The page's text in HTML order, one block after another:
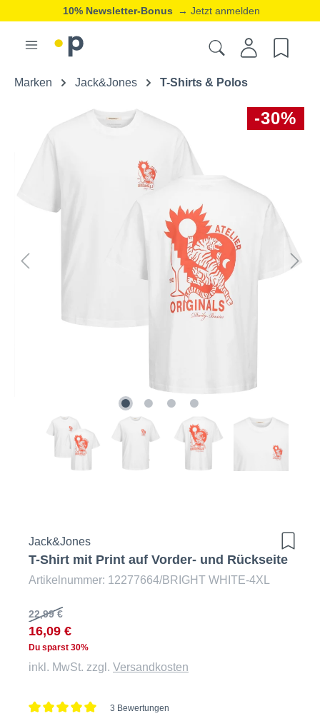
10% Newsletter-Bonus → Jetzt anmelden
Marken Jack&Jones T-Shirts & Polos
-30%
Jack&Jones
T-Shirt mit Print auf Vorder- und Rückseite
Artikelnummer: 12277664/BRIGHT WHITE-4XL
22,99 €
16,09 €
Du sparst 30%
inkl. MwSt. zzgl. Versandkosten
3 Bewertungen